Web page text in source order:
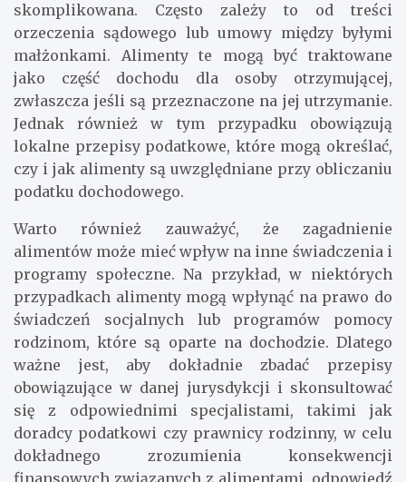
skomplikowana. Często zależy to od treści
orzeczenia sądowego lub umowy między byłymi
małżonkami. Alimenty te mogą być traktowane
jako część dochodu dla osoby otrzymującej,
zwłaszcza jeśli są przeznaczone na jej utrzymanie.
Jednak również w tym przypadku obowiązują
lokalne przepisy podatkowe, które mogą określać,
czy i jak alimenty są uwzględniane przy obliczaniu
podatku dochodowego.
Warto również zauważyć, że zagadnienie
alimentów może mieć wpływ na inne świadczenia i
programy społeczne. Na przykład, w niektórych
przypadkach alimenty mogą wpłynąć na prawo do
świadczeń socjalnych lub programów pomocy
rodzinom, które są oparte na dochodzie. Dlatego
ważne jest, aby dokładnie zbadać przepisy
obowiązujące w danej jurysdykcji i skonsultować
się z odpowiednimi specjalistami, takimi jak
doradcy podatkowi czy prawnicy rodzinny, w celu
dokładnego zrozumienia konsekwencji